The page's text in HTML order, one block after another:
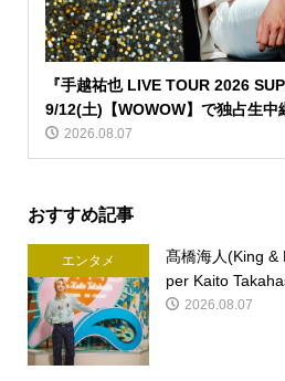
『手越祐也 LIVE TOUR 2026
9/12(土)【WOWOW】で独占生中
2026.08.07
おすすめ記事
エンタメ
髙橋海人(King
per Kaito
2026.08.07